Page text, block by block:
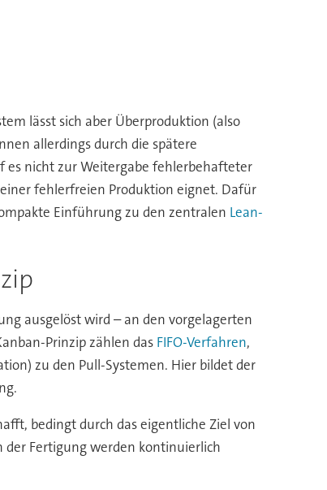
lässt sich aber Überproduktion (also
allerdings durch die spätere
es nicht zur Weitergabe fehlerbehafteter
fehlerfreien Produktion eignet. Dafür
Einführung zu den zentralen Lean-
ausgelöst wird – an den vorgelagerten
Prinzip zählen das FIFO-Verfahren,
zu den Pull-Systemen. Hier bildet der
bedingt durch das eigentliche Ziel von
der Fertigung werden kontinuierlich